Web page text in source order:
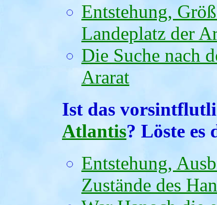
Entstehung,
Landeplatz der
Die Suche nach
Ararat
Ist das
Atlantis? Löste es
Entstehung,
Zustände des